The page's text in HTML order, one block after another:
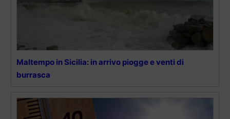
Maltempo in Sicilia: in arrivo piogge e venti di
burrasca